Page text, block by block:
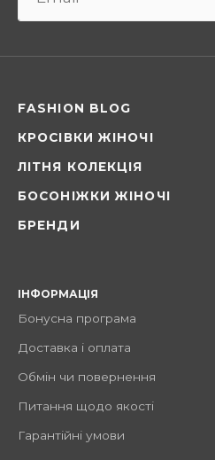
FASHION BLOG
КРОСІВКИ ЖІНОЧІ
ЛІТНЯ КОЛЕКЦІЯ
БОСОНІЖКИ ЖІНОЧІ
БРЕНДИ
ІНФОРМАЦІЯ
Бонусна програма
Доставка і оплата
Обмін чи повернення
Питання щодо якості
Гарантійні умови